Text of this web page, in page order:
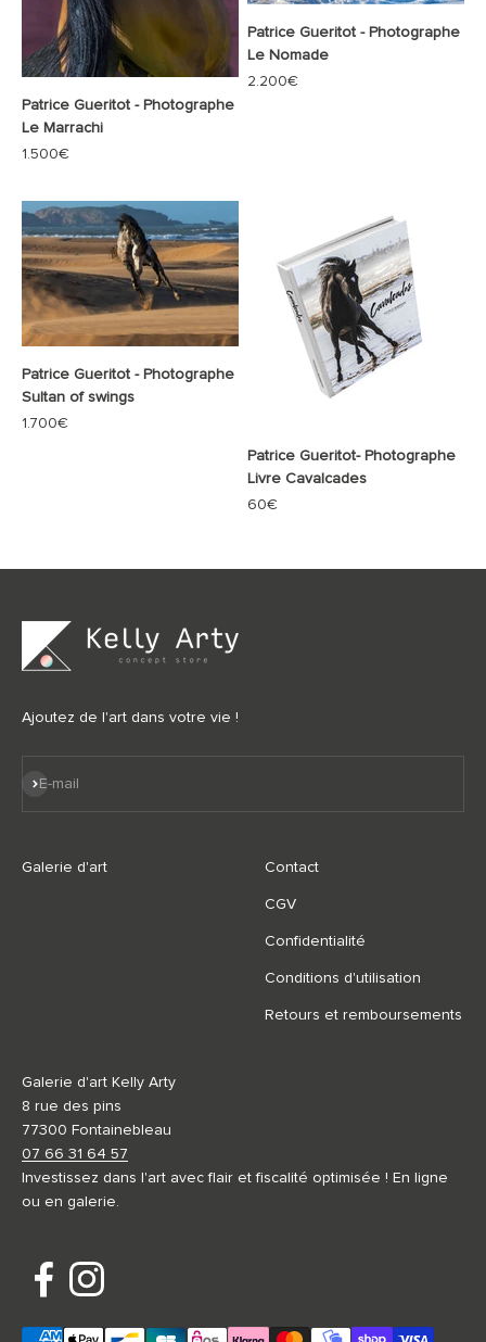
Patrice Gueritot - Photographe
Le Marrachi
Prix de vente
1.500€
Patrice Gueritot - Photographe
Le Nomade
Prix de vente
2.200€
Patrice Gueritot - Photographe
Sultan of swings
Prix de vente
1.700€
Patrice Gueritot- Photographe
Livre Cavalcades
Prix de vente
60€
Ajoutez de l'art dans votre vie !
E-mail
S'inscrire
Galerie d'art Contact
CGV
Confidentialité
Conditions d'utilisation
Retours et remboursements
Galerie d'art Kelly Arty
8 rue des pins
77300 Fontainebleau
07 66 31 64 57
Investissez dans l'art avec flair et fiscalité optimisée ! En ligne
ou en galerie.